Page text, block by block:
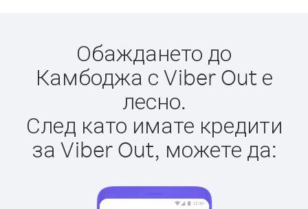
Обаждането до
Камбоджа с Viber Out е
лесно.
След като имате кредити
за Viber Out, можете да: